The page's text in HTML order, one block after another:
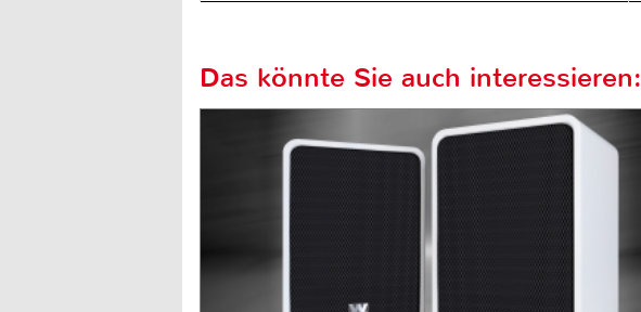
Das könnte Sie auch interessieren: